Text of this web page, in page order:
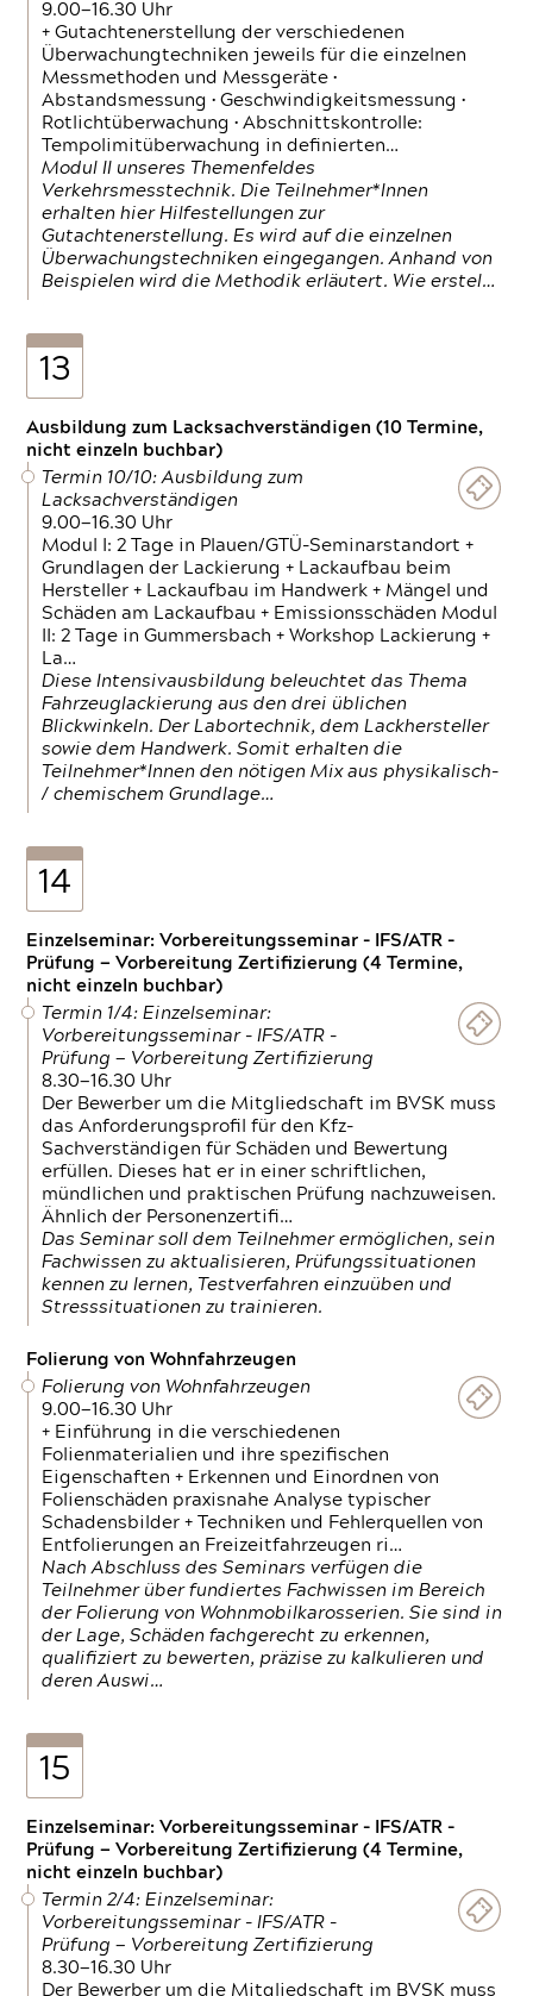
9.00—16.30 Uhr
+ Gutachtenerstellung der verschiedenen
Überwachungtechniken jeweils für die einzelnen
Messmethoden und Messgeräte •
Abstandsmessung • Geschwindigkeitsmessung •
Rotlichtüberwachung • Abschnittskontrolle:
Tempolimitüberwachung in definierten…
Modul II unseres Themenfeldes
Verkehrsmesstechnik. Die Teilnehmer*Innen
erhalten hier Hilfestellungen zur
Gutachtenerstellung. Es wird auf die einzelnen
Überwachungstechniken eingegangen. Anhand von
Beispielen wird die Methodik erläutert. Wie erstel…
13
Ausbildung zum Lacksachverständigen (10 Termine,
nicht einzeln buchbar)
Termin 10/10: Ausbildung zum
Lacksachverständigen
9.00—16.30 Uhr
Modul I: 2 Tage in Plauen/GTÜ-Seminarstandort +
Grundlagen der Lackierung + Lackaufbau beim
Hersteller + Lackaufbau im Handwerk + Mängel und
Schäden am Lackaufbau + Emissionsschäden Modul
II: 2 Tage in Gummersbach + Workshop Lackierung +
La…
Diese Intensivausbildung beleuchtet das Thema
Fahrzeuglackierung aus den drei üblichen
Blickwinkeln. Der Labortechnik, dem Lackhersteller
sowie dem Handwerk. Somit erhalten die
Teilnehmer*Innen den nötigen Mix aus physikalisch-
/ chemischem Grundlage…
14
Einzelseminar: Vorbereitungsseminar - IFS/ATR -
Prüfung — Vorbereitung Zertifizierung (4 Termine,
nicht einzeln buchbar)
Termin 1/4: Einzelseminar:
Vorbereitungsseminar - IFS/ATR -
Prüfung — Vorbereitung Zertifizierung
8.30—16.30 Uhr
Der Bewerber um die Mitgliedschaft im BVSK muss
das Anforderungsprofil für den Kfz-
Sachverständigen für Schäden und Bewertung
erfüllen. Dieses hat er in einer schriftlichen,
mündlichen und praktischen Prüfung nachzuweisen.
Ähnlich der Personenzertifi…
Das Seminar soll dem Teilnehmer ermöglichen, sein
Fachwissen zu aktualisieren, Prüfungssituationen
kennen zu lernen, Testverfahren einzuüben und
Stresssituationen zu trainieren.
Folierung von Wohnfahrzeugen
Folierung von Wohnfahrzeugen
9.00—16.30 Uhr
+ Einführung in die verschiedenen
Folienmaterialien und ihre spezifischen
Eigenschaften + Erkennen und Einordnen von
Folienschäden praxisnahe Analyse typischer
Schadensbilder + Techniken und Fehlerquellen von
Entfolierungen an Freizeitfahrzeugen ri…
Nach Abschluss des Seminars verfügen die
Teilnehmer über fundiertes Fachwissen im Bereich
der Folierung von Wohnmobilkarosserien. Sie sind in
der Lage, Schäden fachgerecht zu erkennen,
qualifiziert zu bewerten, präzise zu kalkulieren und
deren Auswi…
15
Einzelseminar: Vorbereitungsseminar - IFS/ATR -
Prüfung — Vorbereitung Zertifizierung (4 Termine,
nicht einzeln buchbar)
Termin 2/4: Einzelseminar:
Vorbereitungsseminar - IFS/ATR -
Prüfung — Vorbereitung Zertifizierung
8.30—16.30 Uhr
Der Bewerber um die Mitgliedschaft im BVSK muss